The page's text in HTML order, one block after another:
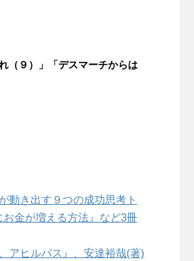
（９）」「デスマーチからは
動き出す９つの成功思考ト
金が増える方法』など3冊
アヒルバス』、安達裕哉(著)